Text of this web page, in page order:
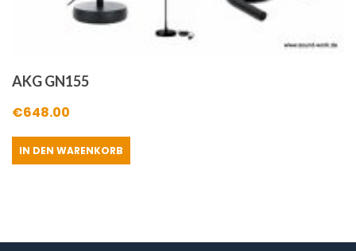
AKG GN155
€648.00
IN DEN WARENKORB